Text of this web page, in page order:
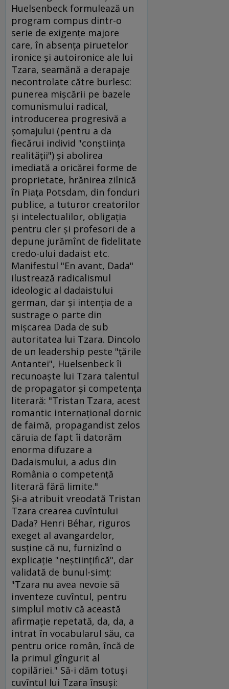
Huelsenbeck formulează un
program compus dintr-o
serie de exigenţe majore
care, în absenţa piruetelor
ironice şi autoironice ale lui
Tzara, seamănă a derapaje
necontrolate către burlesc:
punerea mişcării pe bazele
comunismului radical,
introducerea progresivă a
şomajului (pentru a da
fiecărui individ "conştiinţa
realităţii") şi abolirea
imediată a oricărei forme de
proprietate, hrănirea zilnică
în Piaţa Potsdam, din fonduri
publice, a tuturor creatorilor
şi intelectualilor, obligaţia
pentru cler şi profesori de a
depune jurămînt de fidelitate
credo-ului dadaist etc.
Manifestul "En avant, Dada"
ilustrează radicalismul
ideologic al dadaistului
german, dar şi intenţia de a
sustrage o parte din
mişcarea Dada de sub
autoritatea lui Tzara. Dincolo
de un leadership peste "ţările
Antantei", Huelsenbeck îi
recunoaşte lui Tzara talentul
de propagator şi competenţa
literară: "Tristan Tzara, acest
romantic internaţional dornic
de faimă, propagandist zelos
căruia de fapt îi datorăm
enorma difuzare a
Dadaismului, a adus din
România o competenţă
literară fără limite."
Şi-a atribuit vreodată Tristan
Tzara crearea cuvîntului
Dada? Henri Béhar, riguros
exeget al avangardelor,
susţine că nu, furnizînd o
explicaţie "neştiinţifică", dar
validată de bunul-simţ:
"Tzara nu avea nevoie să
inventeze cuvîntul, pentru
simplul motiv că această
afirmaţie repetată, da, da, a
intrat în vocabularul său, ca
pentru orice român, încă de
la primul gîngurit al
copilăriei." Să-i dăm totuşi
cuvîntul lui Tzara însuşi: